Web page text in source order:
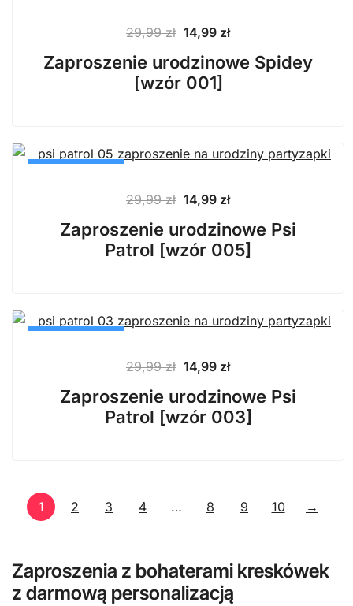
29,99zł Pierwotna
cena
wynosiła:
29,99 zł.
14,99 złAktualna
cena
wynosi:
Zaproszenie urodzinowe Spidey
[wzór 001]
29,99zł Pierwotna
cena
wynosiła:
29,99 zł.
14,99 złAktualna
wynosi:
14,99 zł.
Zaproszenie urodzinowe Psi
Patrol [wzór 005]
29,99zł Pierwotna
cena
wynosiła:
29,99 zł.
14,99 złAktualna
wynosi:
14,99 zł.
Zaproszenie urodzinowe Psi
Patrol [wzór 003]
1 2 3 4 … 8 9 10 →
Zaproszenia z bohaterami kreskówek
z darmową personalizacją